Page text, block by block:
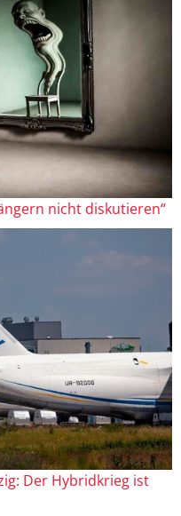
nicht diskutieren“
Der Hybridkrieg ist